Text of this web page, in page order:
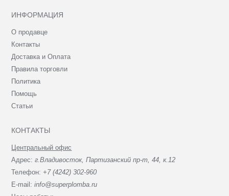
ИНФОРМАЦИЯ
О продавце
Контакты
Доставка и Оплата
Правила торговли
Политика
Помощь
Статьи
КОНТАКТЫ
Центральный офис
Адрес:г.Владивосток, Партизанский пр-т, 44, к.12
Телефон: +7 (4242) 302-960
E-mail:info@superplomba.ru